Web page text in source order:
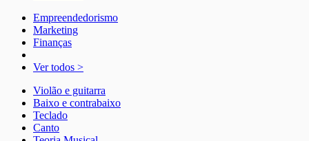
Empreendedorismo
Marketing
Finanças
Ver todos >
Violão e guitarra
Baixo e contrabaixo
Teclado
Canto